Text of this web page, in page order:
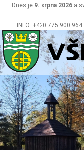
INFO: +420 775 900
Dnes je 9. srpna 2026 a
Všeradov